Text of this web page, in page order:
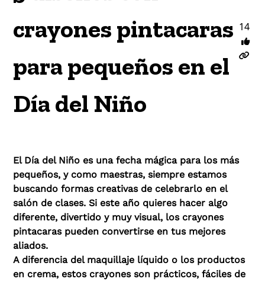
crayones pintacaras
para pequeños en el
Día del Niño
14
El Día del Niño es una fecha mágica para los más
pequeños, y como maestras, siempre estamos
buscando formas creativas de celebrarlo en el
salón de clases. Si este año quieres hacer algo
diferente, divertido y muy visual, los crayones
pintacaras pueden convertirse en tus mejores
aliados.
A diferencia del maquillaje líquido o los productos
en crema, estos crayones son prácticos, fáciles de